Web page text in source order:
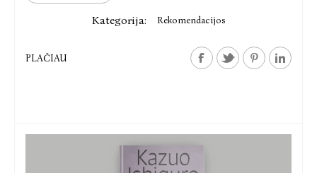
Kategorija: Rekomendacijos
PLAČIAU